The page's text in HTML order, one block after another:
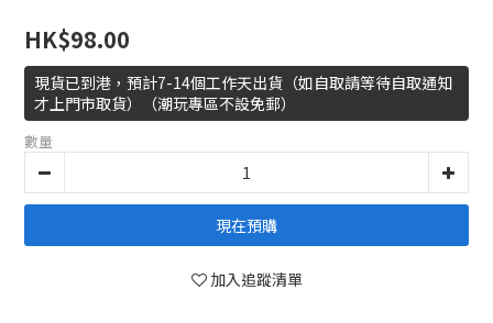
HK$98.00
現貨已到港，預計7-14個工作天出貨（如自取請等待自取通知
才上門市取貨）（潮玩專區不設免郵）
數量
現在預購
加入追蹤清單